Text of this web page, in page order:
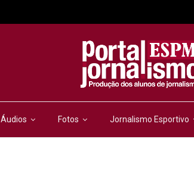
Áudios Fotos Jornalismo Esportivo